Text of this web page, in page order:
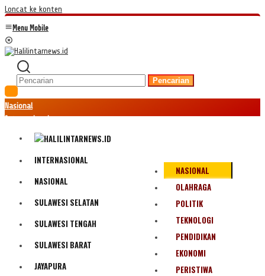
Loncat ke konten
Menu Mobile
Pencarian
Nasional
Internasional
Politik
Olahraga
Bencana Alam
INTERNASIONAL
NASIONAL
SULAWESI SELATAN
SULAWESI TENGAH
SULAWESI BARAT
JAYAPURA
NASIONAL
OLAHRAGA
POLITIK
TEKNOLOGI
PENDIDIKAN
EKONOMI
PERISTIWA